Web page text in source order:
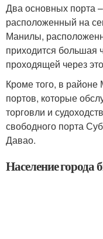
Два основных порта
расположенный на
Манилы,
приходится большая
проходящей через
Кроме того, в
портов, которые
торговли и
свободного порта
Давао.
Население города